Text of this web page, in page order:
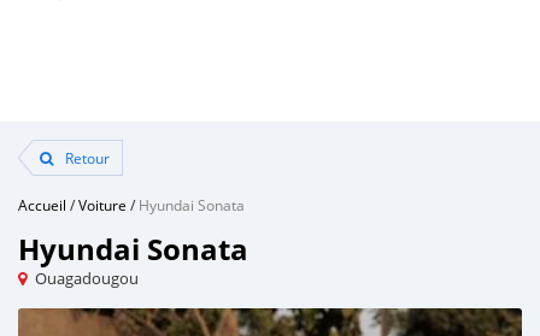
Retour
Accueil /Voiture /Hyundai Sonata
Hyundai Sonata
Ouagadougou